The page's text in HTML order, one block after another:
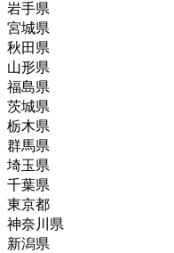
岩手県
宮城県
秋田県
山形県
福島県
茨城県
栃木県
群馬県
埼玉県
千葉県
東京都
神奈川県
新潟県